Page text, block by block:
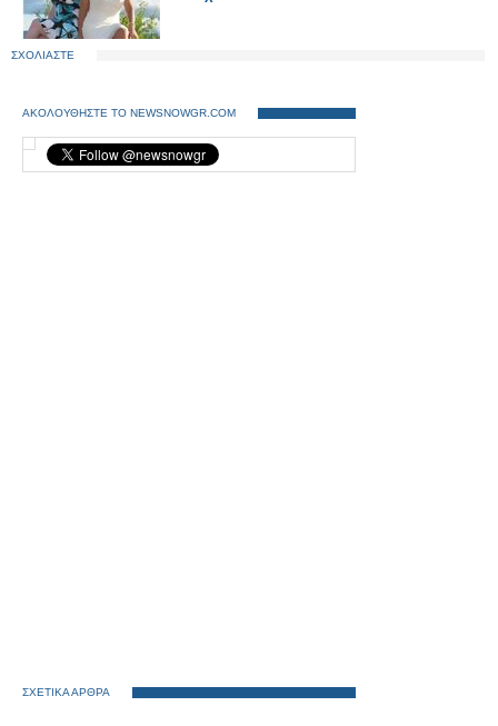
ΣΧΟΛΙΑΣΤΕ
ΑΚΟΛΟΥΘΗΣΤΕ ΤΟ NEWSNOWGR.COM
ΣΧΕΤΙΚΑ ΑΡΘΡΑ